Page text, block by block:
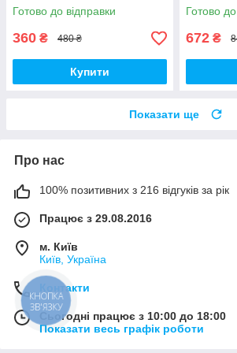
Готово до відправки
360 ₴ 480 ₴
Купити
Готово
672 ₴
Показати ще
Про нас
100% позитивних з 216 відгуків за рік
Працює з 29.08.2016
м. Київ
Київ, Україна
Контакти
Сьогодні працює з 10:00 до 18:00
Показати весь графік роботи
КНОПКА
ЗВ'ЯЗКУ